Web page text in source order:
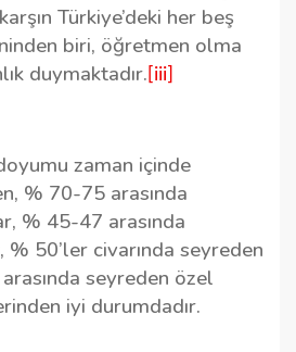
Türkiye’deki her beş
biri, öğretmen olma
duymaktadır. [iii]
zaman içinde
% 70-75 arasında
% 45-47 arasında
50’ler civarında seyreden
seyreden özel
iyi durumdadır.